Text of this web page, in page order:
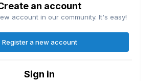
an account
account in our community. It's easy!
Register a new account
Sign in